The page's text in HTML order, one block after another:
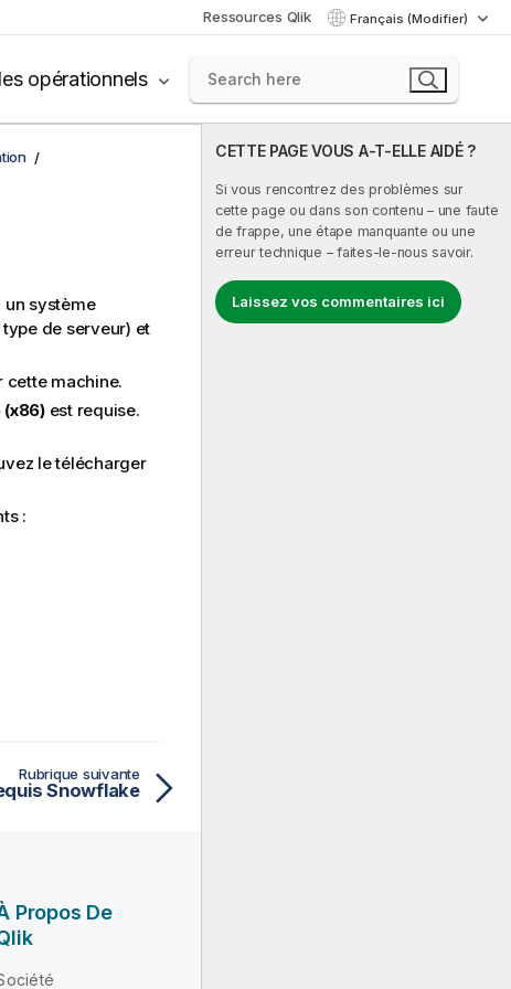
Ressources Qlik Français (Modifier)
opérationnels
CETTE PAGE VOUS A-T-ELLE AIDÉ ?
Si vous rencontrez des problèmes sur
cette page ou dans son contenu – une faute
de frappe, une étape manquante ou une
erreur technique – faites-le-nous savoir.
Laissez vos commentaires ici
système
de serveur) et
cette machine.
est requise.
le télécharger
:
Rubrique suivante
Snowflake
Propos De